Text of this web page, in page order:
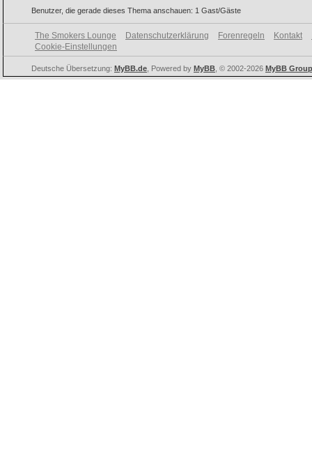
Benutzer, die gerade dieses Thema anschauen: 1 Gast/Gäste
The Smokers Lounge Datenschutzerklärung Forenregeln Kontakt
Cookie-Einstellungen
Deutsche Übersetzung: MyBB.de , Powered by MyBB , © 2002-2026 MyBB Group